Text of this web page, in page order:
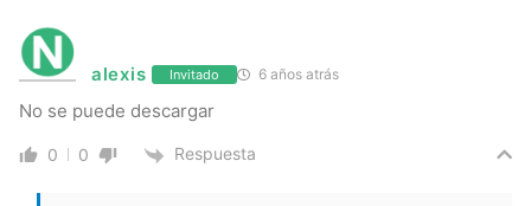
alexis Invitado 6 años atrás
No se puede descargar
0 0 Respuesta